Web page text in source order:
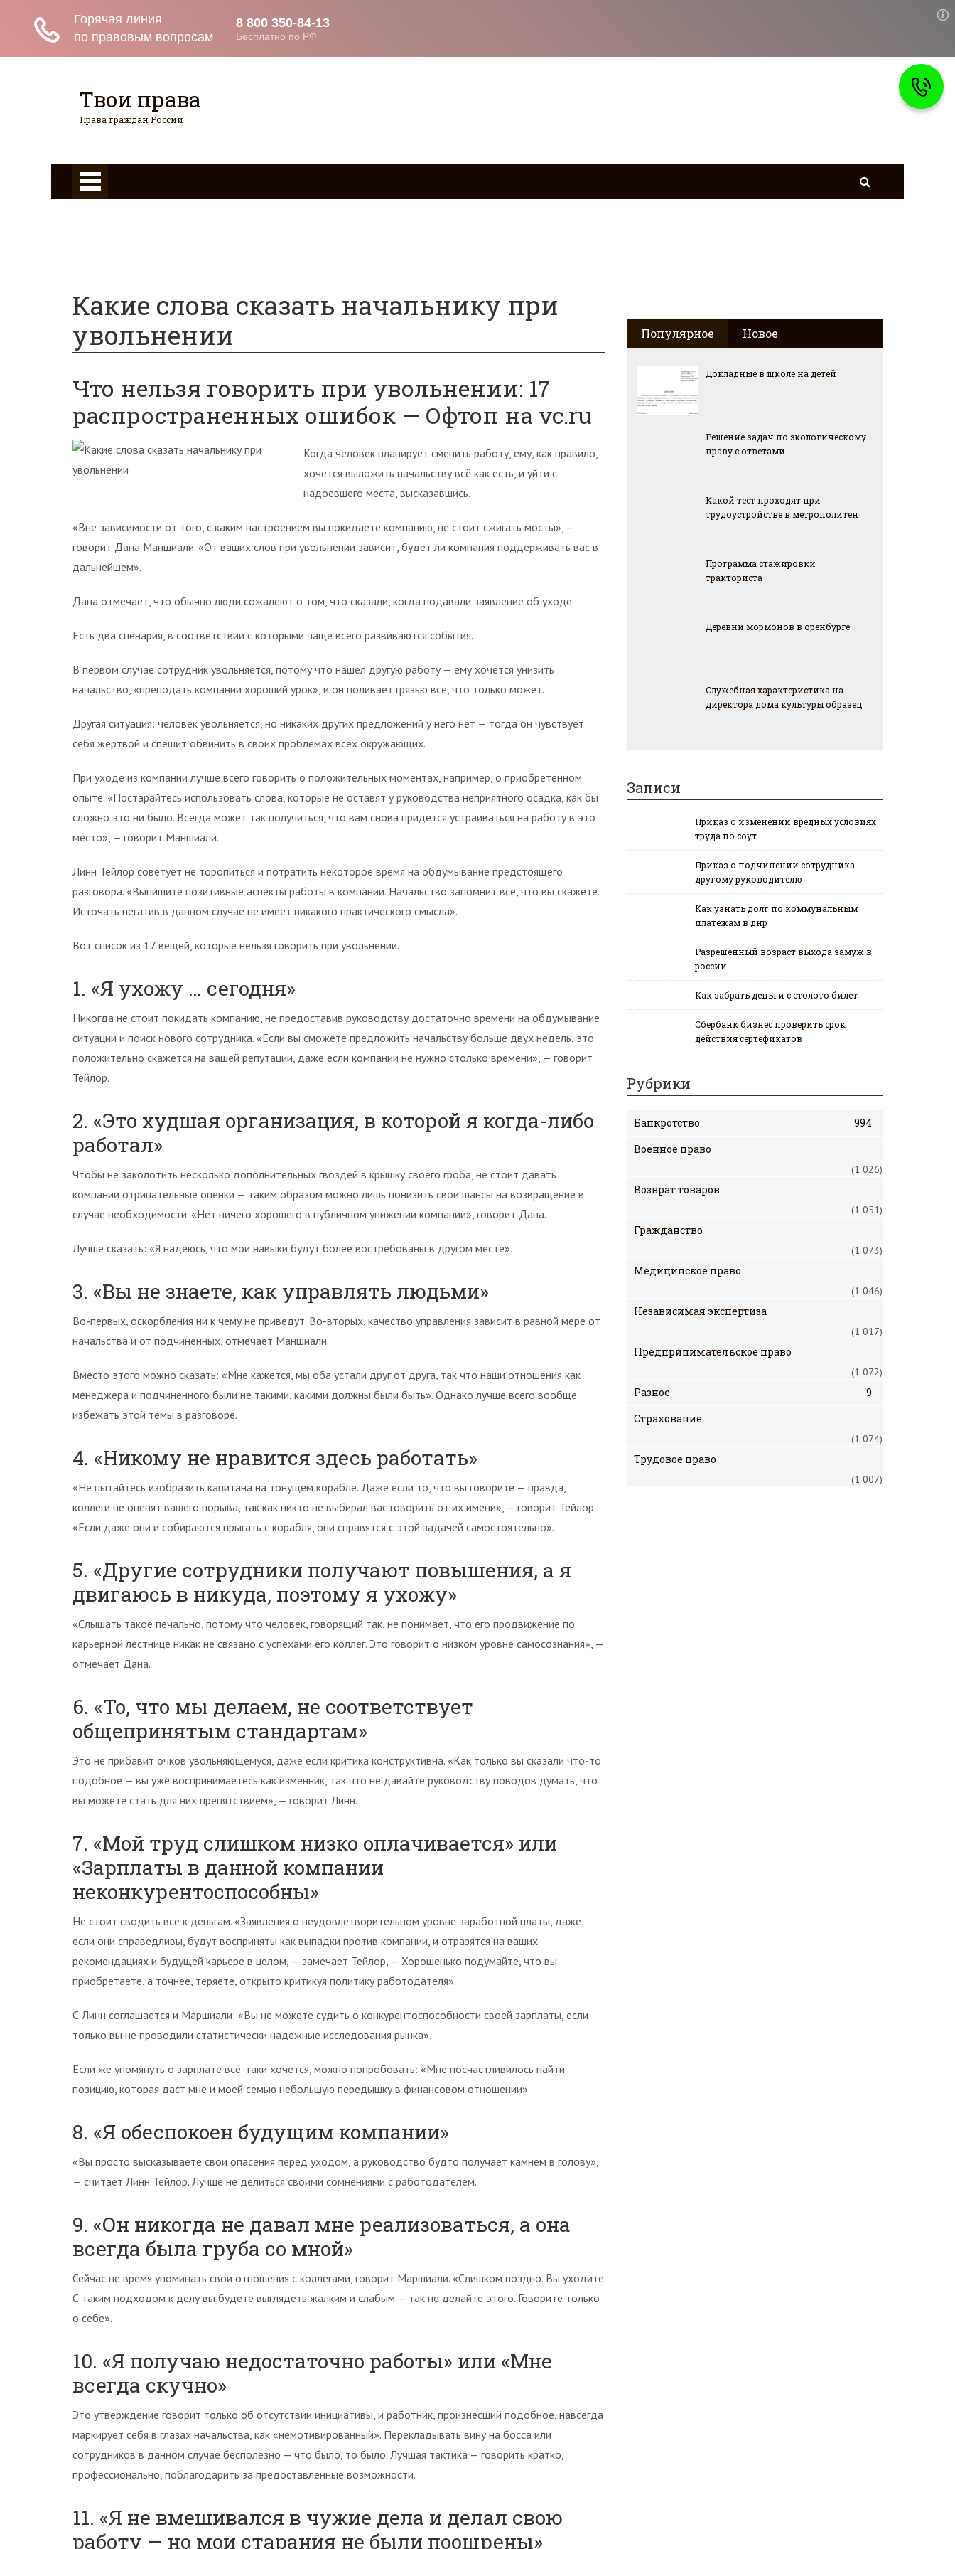
Твои права
Права граждан России
Какие слова сказать начальнику при
увольнении
Что нельзя говорить при увольнении: 17
распространенных ошибок — Офтоп на vc.ru
Когда человек планирует сменить работу, ему, как правило,
хочется выложить начальству всё как есть, и уйти с
надоевшего места, высказавшись.
«Вне зависимости от того, с каким настроением вы покидаете компанию, не стоит сжигать мосты», —
говорит Дана Маншиали. «От ваших слов при увольнении зависит, будет ли компания поддерживать вас в
дальнейшем».
Дана отмечает, что обычно люди сожалеют о том, что сказали, когда подавали заявление об уходе.
Есть два сценария, в соответствии с которыми чаще всего развиваются события.
В первом случае сотрудник увольняется, потому что нашел другую работу — ему хочется унизить
начальство, «преподать компании хороший урок», и он поливает грязью всё, что только может.
Другая ситуация: человек увольняется, но никаких других предложений у него нет — тогда он чувствует
себя жертвой и спешит обвинить в своих проблемах всех окружающих.
При уходе из компании лучше всего говорить о положительных моментах, например, о приобретенном
опыте. «Постарайтесь использовать слова, которые не оставят у руководства неприятного осадка, как бы
сложно это ни было. Всегда может так получиться, что вам снова придется устраиваться на работу в это
место», — говорит Маншиали.
Линн Тейлор советует не торопиться и потратить некоторое время на обдумывание предстоящего
разговора. «Выпишите позитивные аспекты работы в компании. Начальство запомнит всё, что вы скажете.
Источать негатив в данном случае не имеет никакого практического смысла».
Вот список из 17 вещей, которые нельзя говорить при увольнении.
1. «Я ухожу … сегодня»
Никогда не стоит покидать компанию, не предоставив руководству достаточно времени на обдумывание
ситуации и поиск нового сотрудника. «Если вы сможете предложить начальству больше двух недель, это
положительно скажется на вашей репутации, даже если компании не нужно столько времени», — говорит
Тейлор.
2. «Это худшая организация, в которой я когда-либо
работал»
Чтобы не заколотить несколько дополнительных гвоздей в крышку своего гроба, не стоит давать
компании отрицательные оценки — таким образом можно лишь понизить свои шансы на возвращение в
случае необходимости. «Нет ничего хорошего в публичном унижении компании», говорит Дана.
Лучше сказать: «Я надеюсь, что мои навыки будут более востребованы в другом месте».
3. «Вы не знаете, как управлять людьми»
Во-первых, оскорбления ни к чему не приведут. Во-вторых, качество управления зависит в равной мере от
начальства и от подчиненных, отмечает Маншиали.
Вместо этого можно сказать: «Мне кажется, мы оба устали друг от друга, так что наши отношения как
менеджера и подчиненного были не такими, какими должны были быть». Однако лучше всего вообще
избежать этой темы в разговоре.
4. «Никому не нравится здесь работать»
«Не пытайтесь изобразить капитана на тонущем корабле. Даже если то, что вы говорите — правда,
коллеги не оценят вашего порыва, так как никто не выбирал вас говорить от их имени», — говорит Тейлор.
«Если даже они и собираются прыгать с корабля, они справятся с этой задачей самостоятельно».
5. «Другие сотрудники получают повышения, а я
двигаюсь в никуда, поэтому я ухожу»
«Слышать такое печально, потому что человек, говорящий так, не понимает, что его продвижение по
карьерной лестнице никак не связано с успехами его коллег. Это говорит о низком уровне самосознания», —
отмечает Дана.
6. «То, что мы делаем, не соответствует
общепринятым стандартам»
Это не прибавит очков увольняющемуся, даже если критика конструктивна. «Как только вы сказали что-то
подобное — вы уже воспринимаетесь как изменник, так что не давайте руководству поводов думать, что
вы можете стать для них препятствием», — говорит Линн.
7. «Мой труд слишком низко оплачивается» или
«Зарплаты в данной компании
неконкурентоспособны»
Не стоит сводить всё к деньгам. «Заявления о неудовлетворительном уровне заработной платы, даже
если они справедливы, будут восприняты как выпадки против компании, и отразятся на ваших
рекомендациях и будущей карьере в целом, — замечает Тейлор, — Хорошенько подумайте, что вы
приобретаете, а точнее, теряете, открыто критикуя политику работодателя».
С Линн соглашается и Маршиали: «Вы не можете судить о конкурентоспособности своей зарплаты, если
только вы не проводили статистически надежные исследования рынка».
Если же упомянуть о зарплате всё-таки хочется, можно попробовать: «Мне посчастливилось найти
позицию, которая даст мне и моей семью небольшую передышку в финансовом отношении».
8. «Я обеспокоен будущим компании»
«Вы просто высказываете свои опасения перед уходом, а руководство будто получает камнем в голову»,
— считает Линн Тейлор. Лучше не делиться своими сомнениями с работодателем.
9. «Он никогда не давал мне реализоваться, а она
всегда была груба со мной»
Сейчас не время упоминать свои отношения с коллегами, говорит Маршиали. «Слишком поздно. Вы уходите.
С таким подходом к делу вы будете выглядеть жалким и слабым — так не делайте этого. Говорите только
о себе».
10. «Я получаю недостаточно работы» или «Мне
всегда скучно»
Это утверждение говорит только об отсутствии инициативы, и работник, произнесший подобное, навсегда
маркирует себя в глазах начальства, как «немотивированный». Перекладывать вину на босса или
сотрудников в данном случае бесполезно — что было, то было. Лучшая тактика — говорить кратко,
профессионально, поблагодарить за предоставленные возможности.
11. «Я не вмешивался в чужие дела и делал свою
работу — но мои старания не были поощрены»
Популярное Новое
Докладные в школе на детей
Решение задач по экологическому
праву с ответами
Какой тест проходят при
трудоустройстве в метрополитен
Программа стажировки
тракториста
Деревни мормонов в оренбурге
Служебная характеристика на
директора дома культуры образец
Записи
Приказ о изменении вредных условиях
труда по соут
Приказ о подчинении сотрудника
другому руководителю
Как узнать долг по коммунальным
платежам в днр
Разрешенный возраст выхода замуж в
россии
Как забрать деньги с столото билет
Сбербанк бизнес проверить срок
действия сертефикатов
Рубрики
Банкротство
994
Военное право
(1 026)
Возврат товаров
(1 051)
Гражданство
(1 073)
Медицинское право
(1 046)
Независимая экспертиза
(1 017)
Предпринимательское право
(1 072)
Разное
9
Страхование
(1 074)
Трудовое право
(1 007)